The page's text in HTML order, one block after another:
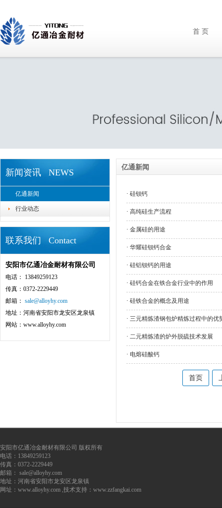
首 页
新闻资讯 NEWS
亿通新闻
行业动态
联系我们 Contact
安阳市亿通冶金耐材有限公司
电话： 13849259123
传真：0372-2229449
邮箱： sale@alloyhy.com
地址：河南省安阳市龙安区龙泉镇
网站：www.alloyhy.com
亿通新闻
· 硅钡钙
· 高纯硅生产流程
· 金属硅的用途
· 华耀硅钡钙合金
· 硅铝钡钙的用途
· 硅钙合金在铁合金行业中的作用
· 硅铁合金的概念及用途
· 三元精炼渣钢包炉精炼过程中的优
· 二元精炼渣的炉外脱硫技术发展
· 电熔硅酸钙
首页
安阳市亿通冶金耐材有限公司 版权所有
电话：13849259123
传真：0372-2229449
邮箱： sale@alloyhy.com
地址：河南省安阳市龙安区龙泉镇
网址：www.alloyhy.com ,技术支持： www.zzfangkai.com